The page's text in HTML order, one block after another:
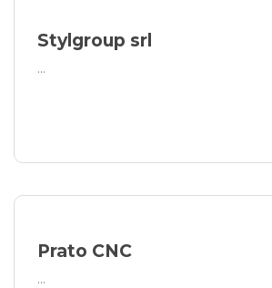
Stylgroup srl
...
Prato CNC
...